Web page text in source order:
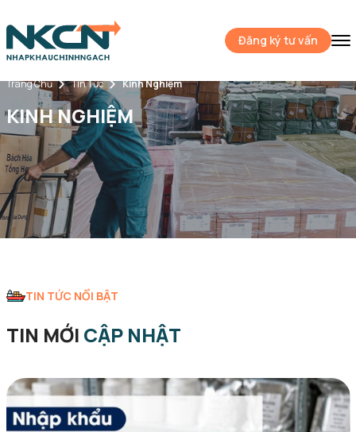
Đăng ký tư vấn
Trang Chủ Tin Tức Kinh Nghiệm
KINH NGHIỆM
TIN TỨC NỔI BẬT
TIN MỚI CẬP NHẬT